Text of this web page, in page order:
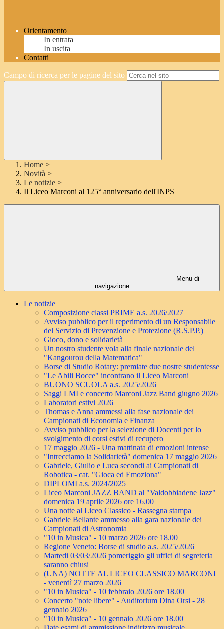
Orientamento
In entrata
In uscita
Contatti
Campo di ricerca per le pagine del sito
Home >
Novità >
Le notizie >
Il Liceo Marconi al 125° anniversario dell'INPS
Menu di
navigazione
Le notizie
Composizione classi PRIME a.s. 2026/2027
Avviso pubblico per il reperimento di un Responsabile
del Servizio di Prevenzione e Protezione (R.S.P.P.)
Gioco, dono e solidarietà
Un nostro studente vola alla finale nazionale del
"Kangourou della Matematica"
Borse di Studio Rotary: premiate due nostre studentesse
"Le Abili Bocce" incontrano il Liceo Marconi
BUONO SCUOLA a.s. 2025/2026
Saggi LMI e concerto Marconi Jazz Band giugno 2026
Laboratori estivi 2026
Thomas e Anna ammessi alla fase nazionale dei
Campionati di Economia e Finanza
Avviso pubblico per la selezione di Docenti per lo
svolgimento di corsi estivi di recupero
17 maggio 2026 - Una mattinata di emozioni intense
"Intrecciamo la Solidarietà" domenica 17 maggio 2026
Gabriele, Giulio e Luca secondi ai Campionati di
Robotica - cat. "Gioca ed Emoziona"
DIPLOMI a.s. 2024/2025
Liceo Marconi JAZZ BAND al "Valdobbiadene Jazz"
domenica 19 aprile 2026 ore 16.00
Una notte al Liceo Classico - Rassegna stampa
Gabriele Bellante ammesso alla gara nazionale dei
Campionati di Astronomia
"10 in Musica" - 10 marzo 2026 ore 18.00
Regione Veneto: Borse di studio a.s. 2025/2026
Martedi 03/03/2026 pomeriggio gli uffici di segreteria
saranno chiusi
(UNA) NOTTE AL LICEO CLASSICO MARCONI
- venerdì 27 marzo 2026
"10 in Musica" - 10 febbraio 2026 ore 18.00
Concerto "note libere" - Auditorium Dina Orsi - 28
gennaio 2026
"10 in Musica" - 10 gennaio 2026 ore 18.00